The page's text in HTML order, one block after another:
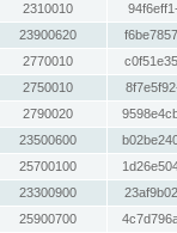
2310010
23900620
2770010
2750010
2790020
23500600
25700100
23300900
25900700